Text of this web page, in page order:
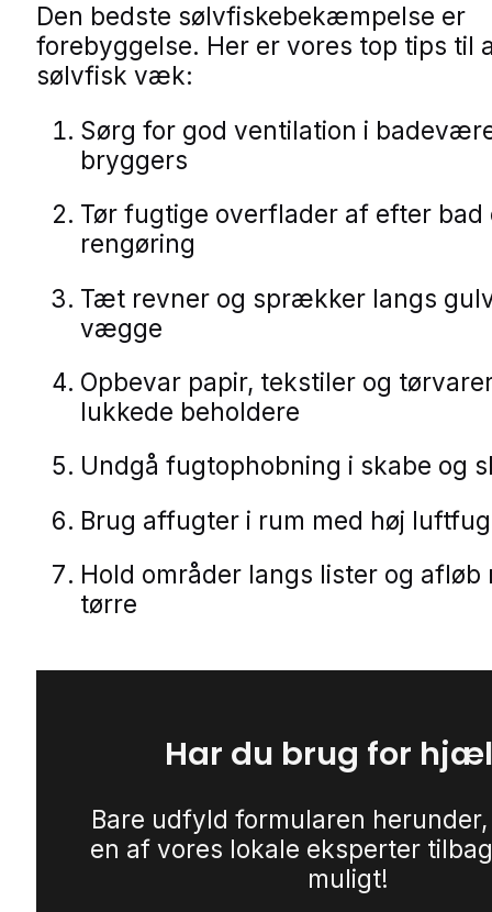
Den bedste sølvfiskebekæmpelse er
forebyggelse. Her er vores top tips til
sølvfisk væk:
Sørg for god ventilation i
bryggers
Tør fugtige overflader af efter bad
rengøring
Tæt revner og sprækker langs
vægge
Opbevar papir, tekstiler og
lukkede beholdere
Undgå fugtophobning i skabe og
Brug affugter i rum med høj
Hold områder langs lister og afløb
tørre
Har du brug for
Bare udfyld formularen
en af vores lokale eksperter
muligt!